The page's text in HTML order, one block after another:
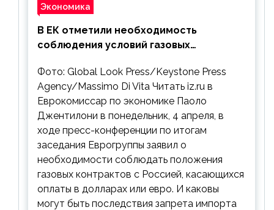
Экономика
В ЕК отметили необходимость
соблюдения условий газовых
Фото: Global Look Press/Keystone Press
Agency/Massimo Di Vita Читать iz.ru в
Еврокомиссар по экономике Паоло
Джентилони в понедельник, 4 апреля, в
ходе пресс-конференции по итогам
заседания Еврогруппы заявил о
необходимости соблюдать положения
газовых контрактов с Россией, касающихся
оплаты в долларах или евро. И каковы
могут быть последствия запрета импорта